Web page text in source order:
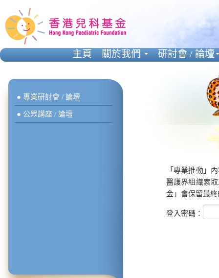
● 專業研討會 / 論壇
● 公眾講座 / 論壇
「專業推動」
醫護界組織索
金」會保留最
登入密碼：
主頁 關於我們 研討會 / 論壇